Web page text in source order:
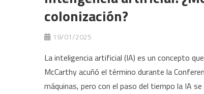
colonización?
19/01/2025
La inteligencia artificial (IA) es un concepto
McCarthy acuñó el término durante la
máquinas, pero con el paso del tiempo la IA